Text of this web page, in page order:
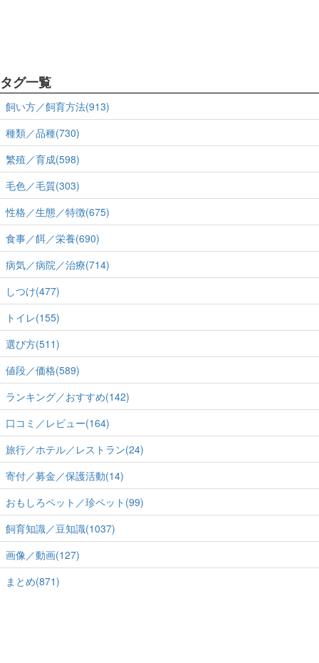
タグ一覧
飼い方／飼育方法(913)
種類／品種(730)
繁殖／育成(598)
毛色／毛質(303)
性格／生態／特徴(675)
食事／餌／栄養(690)
病気／病院／治療(714)
しつけ(477)
トイレ(155)
選び方(511)
値段／価格(589)
ランキング／おすすめ(142)
口コミ／レビュー(164)
旅行／ホテル／レストラン(24)
寄付／募金／保護活動(14)
おもしろペット／珍ペット(99)
飼育知識／豆知識(1037)
画像／動画(127)
まとめ(871)